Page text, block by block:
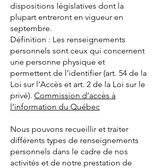
dispositions législatives dont la
plupart entreront en vigueur en
septembre.
Définition : Les renseignements
personnels sont ceux qui concernent
une personne physique et
permettent de l’identifier (art. 54 de la
Loi sur l’Accès et art. 2 de la Loi sur le
privé). Commission d’accès à
l’information du Québec
Nous pouvons recueillir et traiter
différents types de renseignements
personnels dans le cadre de nos
activités et de notre prestation de